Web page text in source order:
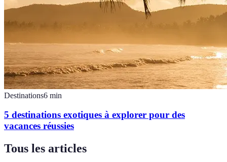
Destinations6 min
5 destinations exotiques à explorer pour des
vacances réussies
Tous les articles